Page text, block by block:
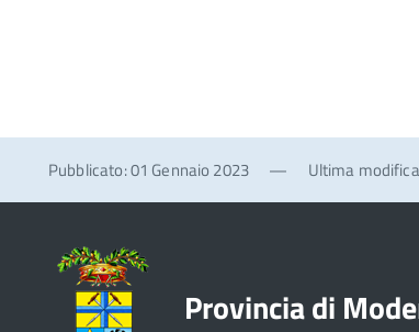
Pubblicato: 01 Gennaio 2023 — Ultima
Provincia di